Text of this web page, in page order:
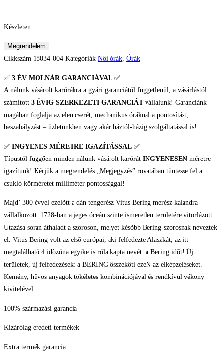
Készleten
Bering
Nõi
mennyiség
Megrendelem
Cikkszám 18034-004 Kategóriák Női órák, Órák
✅ 3 ÉV MOLNÁR GARANCIÁVAL ✅
A nálunk vásárolt karórákra a gyári garanciától függetlenül, a vásárlástól
számított 3 ÉVIG SZERKEZETI GARANCIÁTvállalunk! Garanciánk
magában foglalja az elemcserét, mechanikus óráknál a pontosítást,
beszabályzást – üzletünkben vagy akár háztól-házig szolgáltatással is!
✅ INGYENES MÉRETRE IGAZÍTÁSSAL ✅
Típustól függően minden nálunk vásárolt karórát INGYENESEN méretre
igazítunk! Kérjük a megrendelés „Megjegyzés” rovatában tüntesse fel a
csukló körméretet milliméter pontossággal!
Majd’ 300 évvel ezelõtt a dán tengerész Vitus Bering merész kalandra
vállalkozott: 1728-ban a jeges óceán szinte ismeretlen területére vitorlázott.
Utazása során áthaladt a szoroson, melyet késõbb Bering-szorosnak neveztek
el. Vitus Bering volt az elsõ európai, aki felfedezte Alaszkát, az itt
megtalálható 4 idõzóna egyike is róla kapta nevét: a Bering idõt! Új
területek, új felfedezések: a BERING összeköti ezeN az elképzeléseket.
Kemény, hûvös anyagok tökéletes kombinációjával és rendkívül vékony
kivitelével.
100% származási garancia
Kizárólag eredeti termékek
Extra termék garancia